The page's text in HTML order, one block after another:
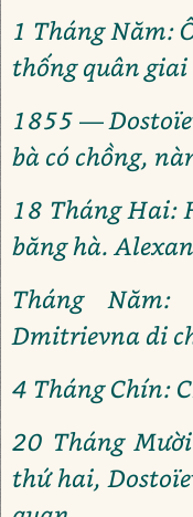
1 Tháng Năm:
thống quân
1855 —
bà có chồng,
18 Tháng Hai:
băng hà.
Tháng
Dmitrievna di
4 Tháng Chín:
20 Tháng
thứ hai,